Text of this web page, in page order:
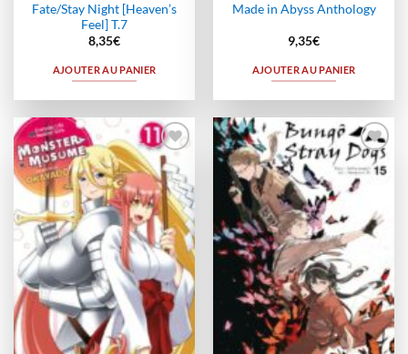
Fate/Stay Night [Heaven’s
Feel] T.7
8,35€
AJOUTER AU PANIER
Made in Abyss Anthology
9,35€
AJOUTER AU PANIER
Ajouter
à la
wishlist
Ajouter
à la
wishlist